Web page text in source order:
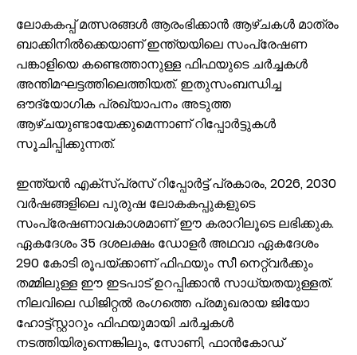
ലോകകപ്പ് മത്സരങ്ങൾ ആരംഭിക്കാൻ ആഴ്ചകൾ മാത്രം
ബാക്കിനിൽക്കെയാണ് ഇന്ത്യയിലെ സംപ്രേഷണ
പങ്കാളിയെ കണ്ടെത്താനുള്ള ഫിഫയുടെ ചർച്ചകൾ
അന്തിമഘട്ടത്തിലെത്തിയത്. ഇതുസംബന്ധിച്ച
ഔദ്യോഗിക പ്രഖ്യാപനം അടുത്ത
ആഴ്ചയുണ്ടായേക്കുമെന്നാണ് റിപ്പോർട്ടുകൾ
സൂചിപ്പിക്കുന്നത്.
ഇന്ത്യൻ എക്സ്പ്രസ് റിപ്പോർട്ട് പ്രകാരം, 2026, 2030
വർഷങ്ങളിലെ പുരുഷ ലോകകപ്പുകളുടെ
സംപ്രേഷണാവകാശമാണ് ഈ കരാറിലൂടെ ലഭിക്കുക.
ഏകദേശം 35 ദശലക്ഷം ഡോളർ അഥവാ ഏകദേശം
290 കോടി രൂപയ്ക്കാണ് ഫിഫയും സീ നെറ്റ്‌വർക്കും
തമ്മിലുള്ള ഈ ഇടപാട് ഉറപ്പിക്കാൻ സാധ്യതയുള്ളത്.
നിലവിലെ ഡിജിറ്റൽ രംഗത്തെ പ്രമുഖരായ ജിയോ
ഹോട്ട്സ്റ്റാറും ഫിഫയുമായി ചർച്ചകൾ
നടത്തിയിരുന്നെങ്കിലും, സോണി, ഫാൻകോഡ്